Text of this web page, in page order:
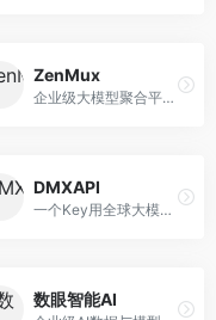
ZenMux
企业级大模型聚合平台，专注于企业AI服务。面向企业用户，提供多模型管理、安全合规、成本优化等服务，企业级功能完善。
DMXAPI
一个Key用全球大模型的聚合平台。面向开发者，提供多模型统一API、简化接入、成本控制等服务，接入便捷。
数眼智能AI